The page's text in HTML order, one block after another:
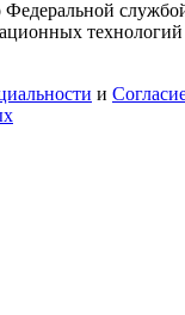
Федеральной
и